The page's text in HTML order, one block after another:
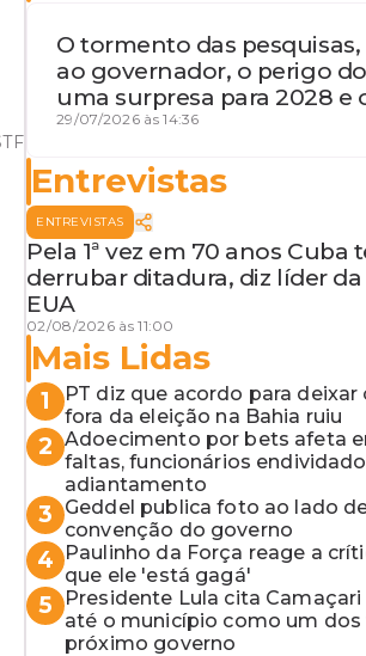
O tormento das pesquisas,
ao governador, o perigo
uma surpresa para 2028 e
de terceira guerra mundial
29/07/2026 às 14:36
Entrevistas
ENTREVISTAS
Pela 1ª vez em 70 anos Cuba
derrubar ditadura, diz líder
EUA
02/08/2026 às 11:00
Mais Lidas
1
PT diz que acordo para
fora da eleição na Bahia ruiu
2 Adoecimento por bets afeta
faltas, funcionários
adiantamento
3
Geddel publica foto ao lado
convenção do governo
4
Paulinho da Força reage a
que ele 'está gagá'
5
Presidente Lula cita Camaçari
até o município como um dos
próximo governo